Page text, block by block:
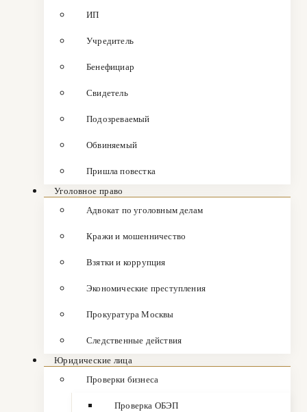
ИП
Учредитель
Бенефициар
Свидетель
Подозреваемый
Обвиняемый
Пришла повестка
Уголовное право
Адвокат по уголовным делам
Кражи и мошенничество
Взятки и коррупция
Экономические преступления
Прокуратура Москвы
Следственные действия
Юридические лица
Проверки бизнеса
Проверка ОБЭП